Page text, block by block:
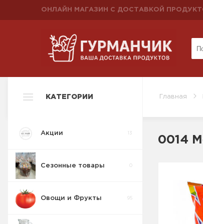
ОНЛАЙН МАГАЗИН С ДОСТАВКОЙ
Главная
КАТЕГОРИИ
Акции 13
Сезонные товары
Овощи и Фрукты 95
0014